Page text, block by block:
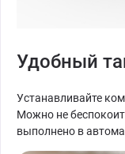
Удобный
Устанавливайте
Можно не
выполнено в